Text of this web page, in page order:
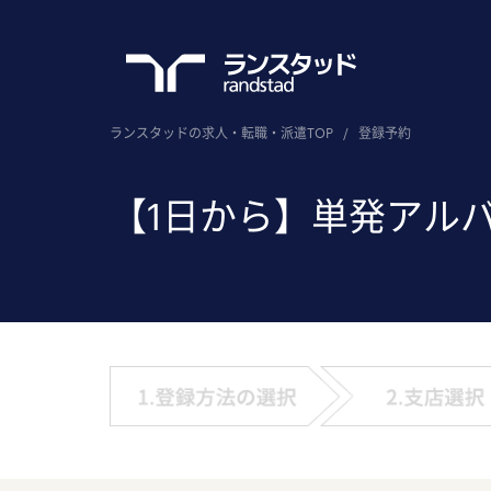
ランスタッドの求人・転職・派遣TOP / 登録予約
【1日から】単発アル